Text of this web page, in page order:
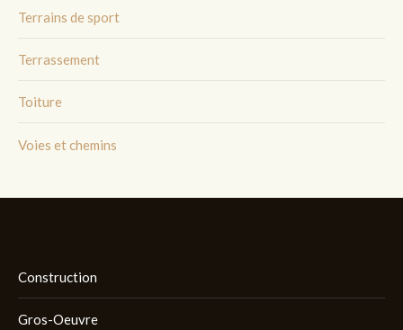
Terrains de sport
Terrassement
Toiture
Voies et chemins
Construction
Gros-Oeuvre